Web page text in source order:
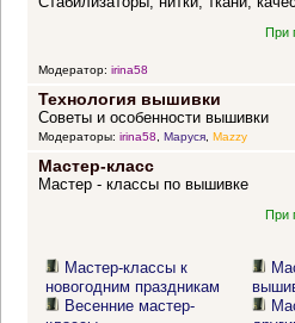
При
Модератор: irina58
Технология вышивки
Советы и особенности вышивки
Модераторы: irina58, Маруся, Mazzy
Мастер-класс
Мастер - классы по вышивке
При
Мастер-классы к
новогодним праздникам
Весенние мастер-